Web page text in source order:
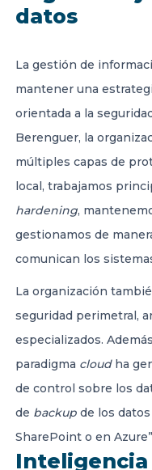
datos
La gestión de
mantener una
orientada a la
Berenguer, la
múltiples capas de
local, trabajamos
hardening,
gestionamos de
comunican los
La organización
seguridad perimetral,
especializados.
paradigma cloudha
de control sobre los
de backup de los
SharePoint o en